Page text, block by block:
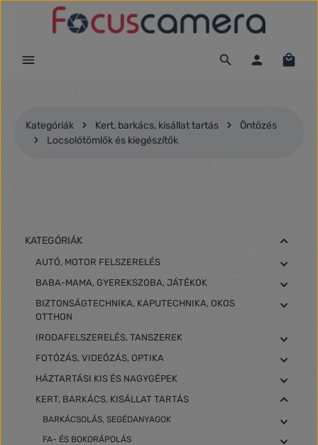
Ugrás a fő tartalomra
Kategóriák Kert, barkács, kisállat tartás
Öntözés
Locsolótömlők és kiegészítők
KATEGÓRIÁK
AUTÓ, MOTOR FELSZERELÉS
BABA-MAMA, GYEREKSZOBA, JÁTÉKOK
BIZTONSÁGTECHNIKA, KAPUTECHNIKA, OKOS
OTTHON
IRODAFELSZERELÉS, TANSZEREK
FOTÓZÁS, VIDEÓZÁS, OPTIKA
HÁZTARTÁSI KIS ÉS NAGYGÉPEK
KERT, BARKÁCS, KISÁLLAT TARTÁS
BARKÁCSOLÁS, SEGÉDANYAGOK
FA- ÉS BOKORÁPOLÁS